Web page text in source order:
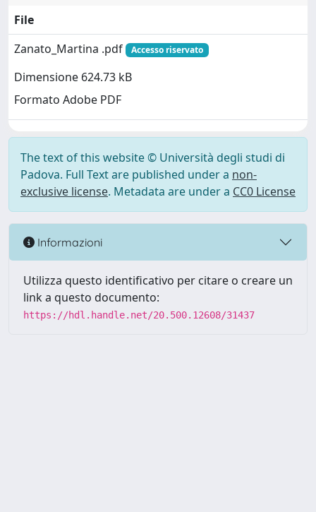
File
Zanato_Martina .pdf
Accesso riservato
Dimensione 624.73 kB
Formato Adobe PDF
The text of this website © Università degli studi di
Padova. Full Text are published under a non-
exclusive license. Metadata are under a CC0 License
Informazioni
Utilizza questo identificativo per citare o creare un
link a questo documento:
https://hdl.handle.net/20.500.12608/31437